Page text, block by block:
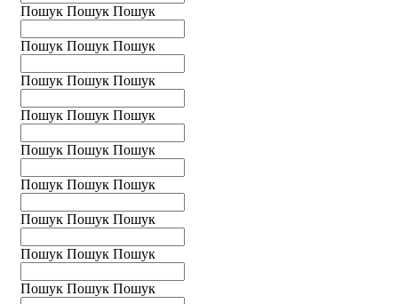
Пошук Пошук Пошук
Пошук Пошук Пошук
Пошук Пошук Пошук
Пошук Пошук Пошук
Пошук Пошук Пошук
Пошук Пошук Пошук
Пошук Пошук Пошук
Пошук Пошук Пошук
Пошук Пошук Пошук